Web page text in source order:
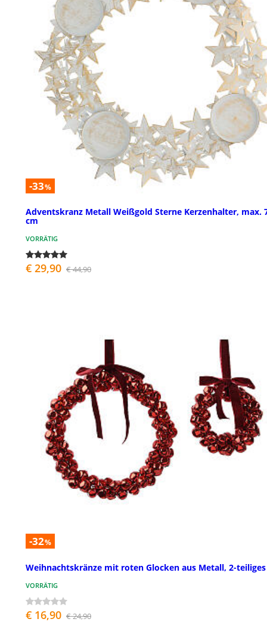
-33%
Adventskranz Metall Weißgold Sterne Kerzenhalter, max.
cm
VORRÄTIG
€ 29,90 € 44,90
-32%
Weihnachtskränze mit roten Glocken aus Metall, 2-teiliges
VORRÄTIG
€ 16,90 € 24,90